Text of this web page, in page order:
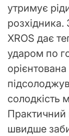
утримує
розхідника.
XROS дає
ударом по
солодкість
Практичний
швидше